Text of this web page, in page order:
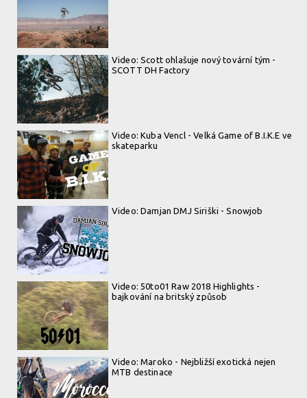
Video: Scott ohlašuje nový tovární tým -
SCOTT DH Factory
Video: Kuba Vencl - Velká Game of B.I.K.E ve
skateparku
Video: Damjan DMJ Siriški - Snowjob
Video: 50to01 Raw 2018 Highlights -
bajkování na britský způsob
Video: Maroko - Nejbližší exotická nejen
MTB destinace